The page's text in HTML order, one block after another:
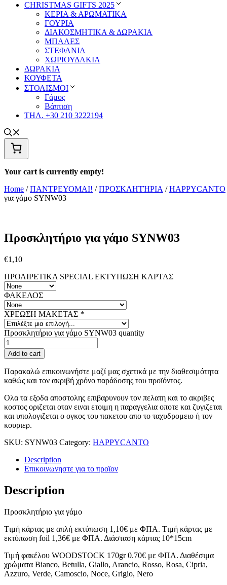
CHRISTMAS GIFTS 2025
ΚΕΡΙΑ & ΑΡΩΜΑΤΙΚΑ
ΓΟΥΡΙΑ
ΔΙΑΚΟΣΜΗΤΙΚΑ & ΔΩΡΑΚΙΑ
ΜΠΑΛΕΣ
ΣΤΕΦΑΝΙΑ
ΧΩΡΙΟΥΔΑΚΙΑ
ΔΩΡΑΚΙΑ
ΚΟΥΦΕΤΑ
ΣΤΟΛΙΣΜΟΙ
Γάμος
Βάπτιση
ΤΗΛ. +30 210 3222194
Your cart is currently empty!
Home /ΠΑΝΤΡΕΥΟΜΑΙ! /ΠΡΟΣΚΛΗΤΉΡΙΑ /HAPPYCANTO
για γάμο SYNW03
Προσκλητήριο για γάμο SYNW03
€1,10
ΠΡΟΑΙΡΕΤΙΚΑ SPECIAL ΕΚΤΥΠΩΣΗ KAΡΤΑΣ
ΦΑΚΕΛΟΣ
ΧΡΕΩΣΗ ΜΑΚΕΤΑΣ *
Προσκλητήριο για γάμο SYNW03 quantity
Add to cart
Παρακαλώ επικοινωνήστε μαζί μας σχετικά με την διαθεσιμότητα
καθώς και τον ακριβή χρόνο παράδοσης του προϊόντος.
Ολα τα εξοδα αποστολης επιβαρυνουν τον πελατη και το ακριβες
κοστος οριζεται οταν ειναι ετοιμη η παραγγελια οποτε και ζυγιζεται
και υπολογιζεται ο ογκος του πακετου απο το ταχυδρομειο ή τον
κουριερ.
SKU: SYNW03 Category: HAPPYCANTO
Description
Επικοινωνηστε για το προϊoν
Description
Προσκλητήριο για γάμο
Tιμή κάρτας με απλή εκτύπωση 1,10€ με ΦΠΑ. Tιμή κάρτας με
εκτύπωση foil 1,36€ με ΦΠΑ. Διάσταση κάρτας 10*15cm
Τιμή φακέλου WOODSTOCK 170gr 0.70€ με ΦΠΑ. Διαθέσιμα
χρώματα Bianco, Betulla, Giallo, Arancio, Rosso, Rosa, Cipria,
Azzuro, Verde, Camoscio, Noce, Grigio, Nero